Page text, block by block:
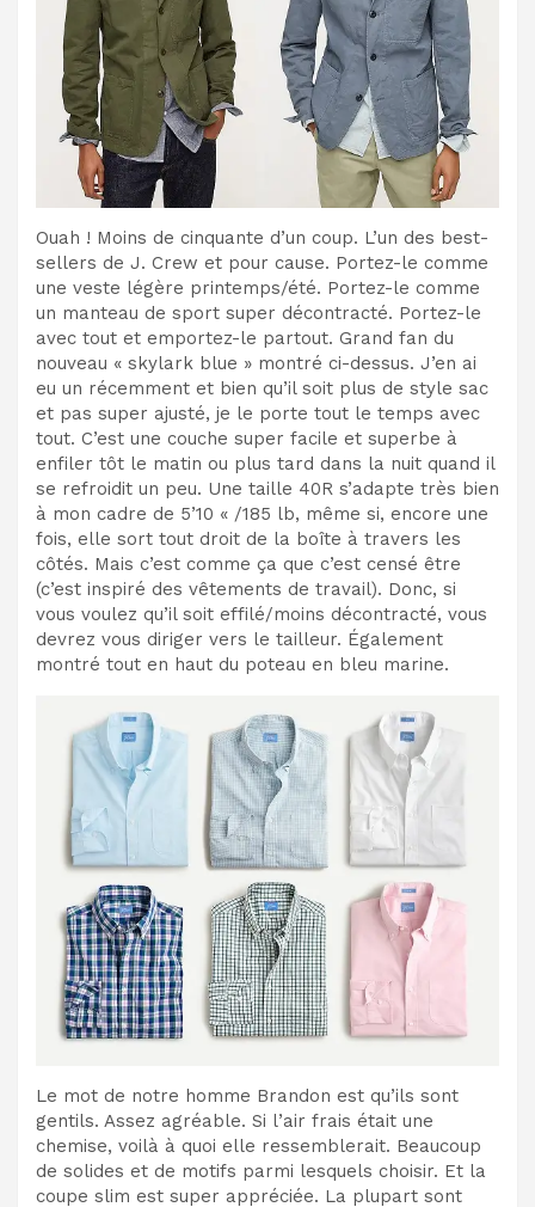
Ouah ! Moins de cinquante d’un coup. L’un des best-
sellers de J. Crew et pour cause. Portez-le comme
une veste légère printemps/été. Portez-le comme
un manteau de sport super décontracté. Portez-le
avec tout et emportez-le partout. Grand fan du
nouveau « skylark blue » montré ci-dessus. J’en ai
eu un récemment et bien qu’il soit plus de style sac
et pas super ajusté, je le porte tout le temps avec
tout. C’est une couche super facile et superbe à
enfiler tôt le matin ou plus tard dans la nuit quand il
se refroidit un peu. Une taille 40R s’adapte très bien
à mon cadre de 5’10 « /185 lb, même si, encore une
fois, elle sort tout droit de la boîte à travers les
côtés. Mais c’est comme ça que c’est censé être
(c’est inspiré des vêtements de travail). Donc, si
vous voulez qu’il soit effilé/moins décontracté, vous
devrez vous diriger vers le tailleur. Également
montré tout en haut du poteau en bleu marine.
Le mot de notre homme Brandon est qu’ils sont
gentils. Assez agréable. Si l’air frais était une
chemise, voilà à quoi elle ressemblerait. Beaucoup
de solides et de motifs parmi lesquels choisir. Et la
coupe slim est super appréciée. La plupart sont